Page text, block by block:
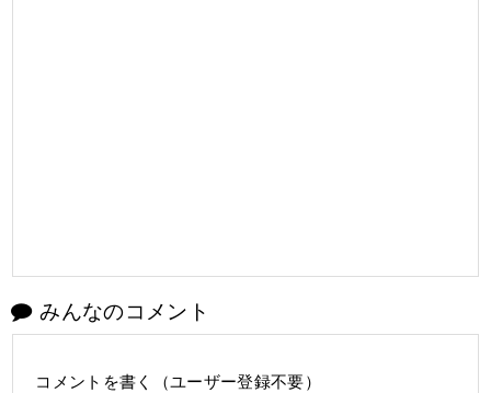
みんなのコメント
コメントを書く（ユーザー登録不要）